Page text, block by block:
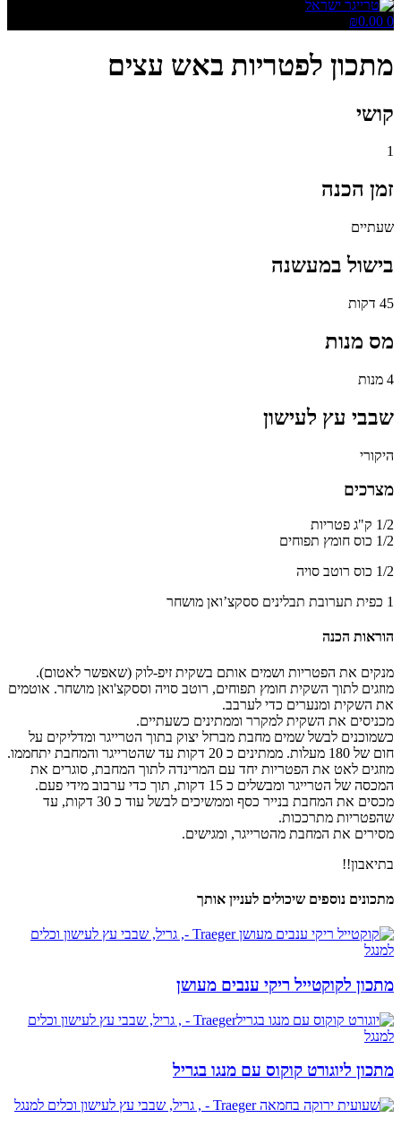
0
₪0.00
מתכון לפטריות באש עצים
קושי
1
זמן הכנה
שעתיים
בישול במעשנה
45 דקות
מס מנות
4 מנות
שבבי עץ לעישון
היקורי
מצרכים
1/2 ק"ג פטריות
1/2 כוס חומץ תפוחים
1/2 כוס רוטב סויה
1 כפית תערובת תבלינים ססקצ’ואן מושחר
הוראות הכנה
מנקים את הפטריות ושמים אותם בשקית זיפ-לוק (שאפשר לאטום).
מוזגים לתוך השקית חומץ תפוחים, רוטב סויה וססקצ'ואן מושחר. אוטמים
את השקית ומנערים כדי לערבב.
מכניסים את השקית למקרר וממתינים כשעתיים.
כשמוכנים לבשל שמים מחבת מברזל יצוק בתוך הטרייגר ומדליקים על
חום של 180 מעלות. ממתינים כ 20 דקות עד שהטרייגר והמחבת יתחממו.
מוזגים לאט את הפטריות יחד עם המרינדה לתוך המחבת, סוגרים את
המכסה של הטרייגר ומבשלים כ 15 דקות, תוך כדי ערבוב מידי פעם.
מכסים את המחבת בנייר כסף וממשיכים לבשל עוד כ 30 דקות, עד
שהפטריות מתרככות.
מסירים את המחבת מהטרייגר, ומגישים.
בתיאבון!!
מתכונים נוספים שיכולים לעניין אותך
מתכון לקוקטייל ריקי ענבים מעושן
מתכון ליוגורט קוקוס עם מנגו בגריל